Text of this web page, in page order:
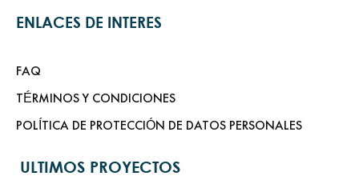
ENLACES DE INTERES
FAQ
TÉRMINOS Y CONDICIONES
POLÍTICA DE PROTECCIÓN DE DATOS PERSONALES
ULTIMOS PROYECTOS